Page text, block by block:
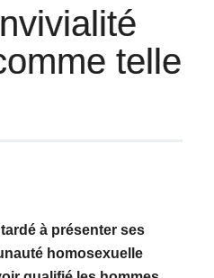
telle
à présenter ses
homosexuelle